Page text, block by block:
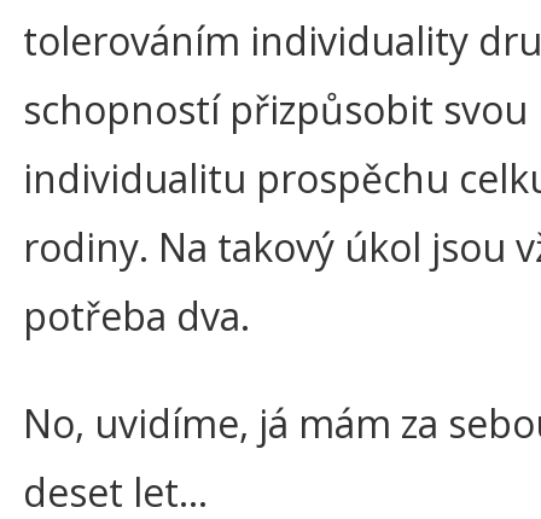
tolerováním individuality
schopností přizpůsobit svou
individualitu prospěchu
rodiny. Na takový úkol jsou
potřeba dva.
No, uvidíme, já mám za
deset let...